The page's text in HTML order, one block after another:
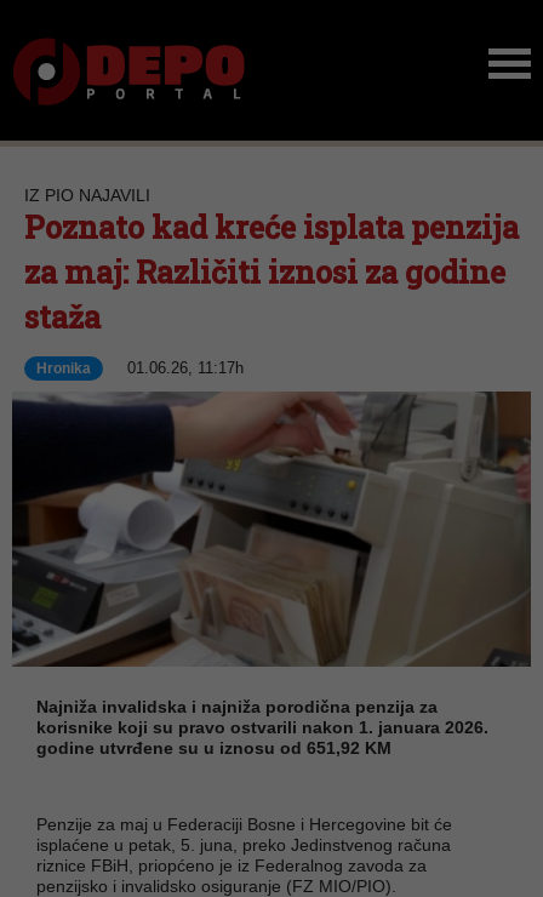
IZ PIO NAJAVILI
Poznato kad kreće isplata penzija
za maj: Različiti iznosi za godine
staža
Hronika 01.06.26, 11:17h
Najniža invalidska i najniža porodična penzija za
korisnike koji su pravo ostvarili nakon 1. januara 2026.
godine utvrđene su u iznosu od 651,92 KM
Penzije za maj u Federaciji Bosne i Hercegovine bit će
isplaćene u petak, 5. juna, preko Jedinstvenog računa
riznice FBiH, priopćeno je iz Federalnog zavoda za
penzijsko i invalidsko osiguranje (FZ MIO/PIO).